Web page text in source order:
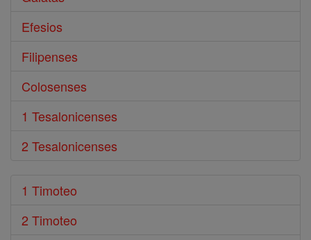
Efesios
Filipenses
Colosenses
1 Tesalonicenses
2 Tesalonicenses
1 Timoteo
2 Timoteo